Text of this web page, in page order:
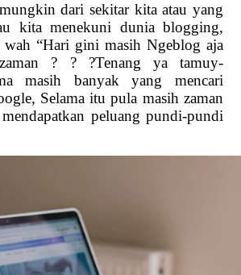
dari sekitar kita atau yang
kita menekuni dunia blogging,
“Hari gini masih Ngeblog aja
? ? ?Tenang ya tamuy-
masih banyak yang mencari
Selama itu pula masih zaman
peluang pundi-pundi